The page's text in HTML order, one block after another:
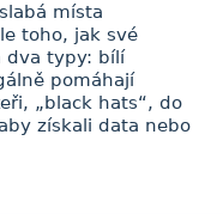
místa
toho, jak své
dva typy: bílí
pomáhají
„black hats“, do
získali data nebo